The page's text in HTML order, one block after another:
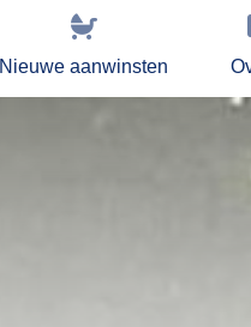
Nieuwe aanwinsten